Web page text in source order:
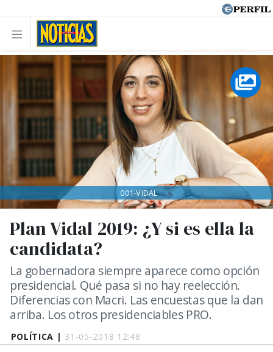
POLÍTICA | 31-05-2018 12:48
Plan Vidal 2019: ¿Y si es ella la
candidata?
La gobernadora siempre aparece como opción
presidencial. Qué pasa si no hay reelección.
Diferencias con Macri. Las encuestas que la dan
arriba. Los otros presidenciables PRO.
001-VIDAL